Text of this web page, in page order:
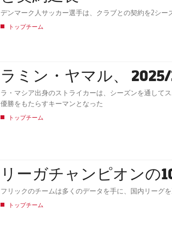
デンマーク人サッカー選手は、クラブとの契約を2シー
トップチーム
ラミン・ヤマル、
ラ・マシア出身のストライカーは、シーズンを通して
優勝をもたらすキーマンとなった
トップチーム
リーガチャンピオンの
フリックのチームは多くのデータを手に、国内リーグ
トップチーム